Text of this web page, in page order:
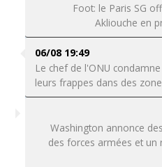
Foot: le Paris SG
Akliouche en
06/08 19:49
Le chef de l'ONU
leurs frappes dans des
Washington annonce
des forces armées et